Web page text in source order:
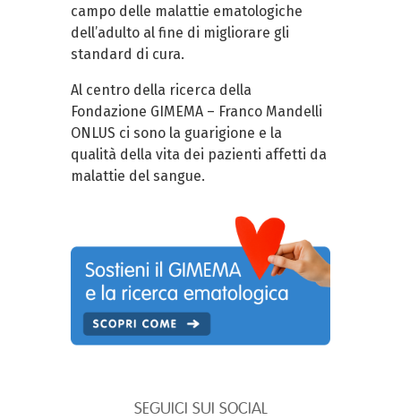
campo delle malattie ematologiche
dell’adulto al fine di migliorare gli
standard di cura.
Al centro della ricerca della
Fondazione GIMEMA – Franco Mandelli
ONLUS ci sono la guarigione e la
qualità della vita dei pazienti affetti da
malattie del sangue.
SEGUICI SUI SOCIAL